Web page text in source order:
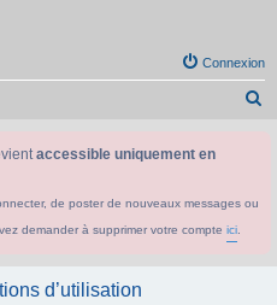
Connexion
accessible uniquement en
de poster de nouveaux messages ou
demander à supprimer votre compte ici
d’utilisation